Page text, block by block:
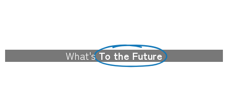
What's To the Future